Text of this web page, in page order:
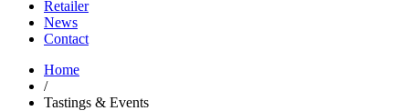
Retailer
News
Contact
Home
/
Tastings & Events